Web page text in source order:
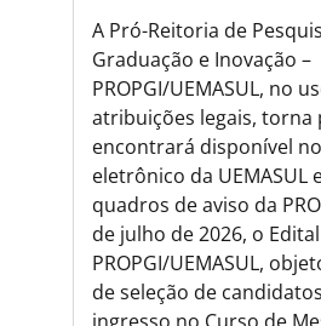
A Pró-Reitoria de
Graduação e Inovação –
PROPGI/UEMASUL, no
atribuições legais, torna
encontrará disponível
eletrônico da UEMASUL
quadros de aviso da
de julho de 2026, o
PROPGI/UEMASUL,
de seleção de